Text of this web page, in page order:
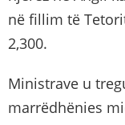
në fillim të
2,300.
Ministrave u
marrëdhënies